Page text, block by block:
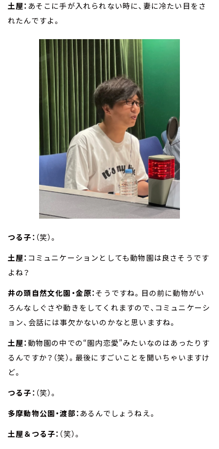
土屋： あそこに手が入れられない時に、妻に冷たい目をさ
れたんですよ。
つる子： （笑）。
土屋： コミュニケーションとしても動物園は良さそうです
よね？
井の頭自然文化園・金原：そうですね。目の前に動物がい
ろんなしぐさや動きをしてくれますので、コミュニケーシ
ョン、会話には事欠かないのかなと思いますね。
土屋：動物園の中での“園内恋愛”みたいなのはあったりす
るんですか？（笑）。最後にすごいことを聞いちゃいますけ
ど。
つる子： （笑）。
多摩動物公園・渡部： あるんでしょうねえ。
土屋＆つる子： （笑）。